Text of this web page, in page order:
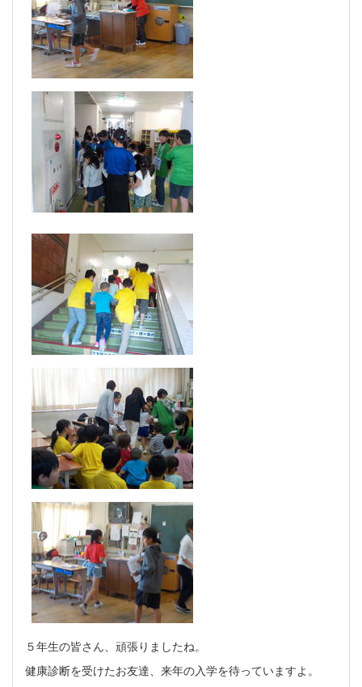
５年生の皆さん、頑張りましたね。
健康診断を受けたお友達、来年の入学を待っていますよ。